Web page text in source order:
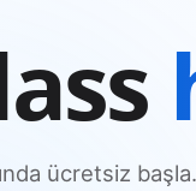
ücretsiz